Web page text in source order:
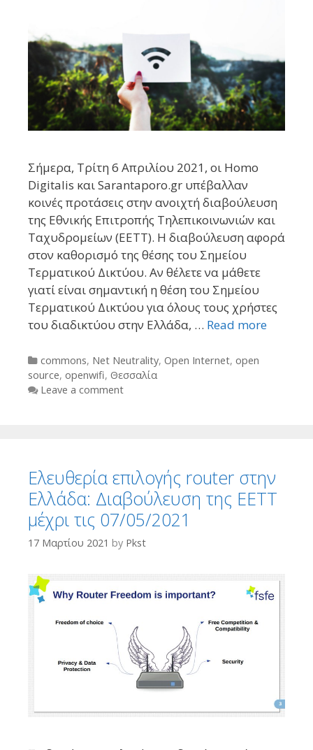
Σήμερα, Τρίτη 6 Απριλίου 2021, οι Homo
Digitalis και Sarantaporo.gr υπέβαλλαν
κοινές προτάσεις στην ανοιχτή διαβούλευση
της Εθνικής Επιτροπής Τηλεπικοινωνιών και
Ταχυδρομείων (ΕΕΤΤ). Η διαβούλευση αφορά
στον καθορισμό της θέσης του Σημείου
Τερματικού Δικτύου. Αν θέλετε να μάθετε
γιατί είναι σημαντική η θέση του Σημείου
Τερματικού Δικτύου για όλους τους χρήστες
του διαδικτύου στην Ελλάδα, … Read more
Categories
commons, Net Neutrality, Open Internet, open
source, openwifi, Θεσσαλία
Leave a comment
Ελευθερία επιλογής router στην
Ελλάδα: Διαβούλευση της ΕΕΤΤ
μέχρι τις 07/05/2021
17 Μαρτίου 2021 by Pkst